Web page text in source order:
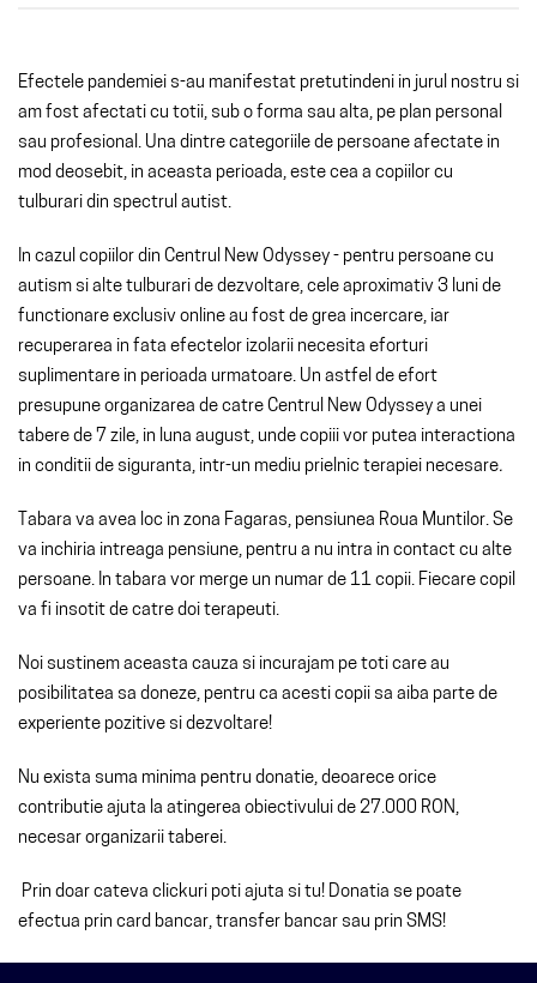
Efectele pandemiei s-au manifestat pretutindeni in jurul nostru si
am fost afectati cu totii, sub o forma sau alta, pe plan personal
sau profesional. Una dintre categoriile de persoane afectate in
mod deosebit, in aceasta perioada, este cea a copiilor cu
tulburari din spectrul autist.
In cazul copiilor din Centrul New Odyssey - pentru persoane cu
autism si alte tulburari de dezvoltare, cele aproximativ 3 luni de
functionare exclusiv online au fost de grea incercare, iar
recuperarea in fata efectelor izolarii necesita eforturi
suplimentare in perioada urmatoare. Un astfel de efort
presupune organizarea de catre Centrul New Odyssey a unei
tabere de 7 zile, in luna august, unde copiii vor putea interactiona
in conditii de siguranta, intr-un mediu prielnic terapiei necesare.
Tabara va avea loc in zona Fagaras, pensiunea Roua Muntilor. Se
va inchiria intreaga pensiune, pentru a nu intra in contact cu alte
persoane. In tabara vor merge un numar de 11 copii. Fiecare copil
va fi insotit de catre doi terapeuti.
Noi sustinem aceasta cauza si incurajam pe toti care au
posibilitatea sa doneze, pentru ca acesti copii sa aiba parte de
experiente pozitive si dezvoltare!
Nu exista suma minima pentru donatie, deoarece orice
contributie ajuta la atingerea obiectivului de 27.000 RON,
necesar organizarii taberei.
Prin doar cateva clickuri poti ajuta si tu! Donatia se poate
efectua prin card bancar, transfer bancar sau prin SMS!